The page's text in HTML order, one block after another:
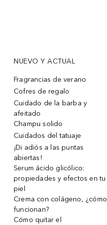
NUEVO Y ACTUAL
Fragrancias de verano
Cofres de regalo
Cuidado de la barba y
afeitado
Champu solido
Cuidados del tatuaje
¡Di adiós a las puntas
abiertas!
Serum ácido glicólico:
propiedades y efectos en tu
piel
Crema con colágeno, ¿cómo
funcionan?
Cómo quitar el